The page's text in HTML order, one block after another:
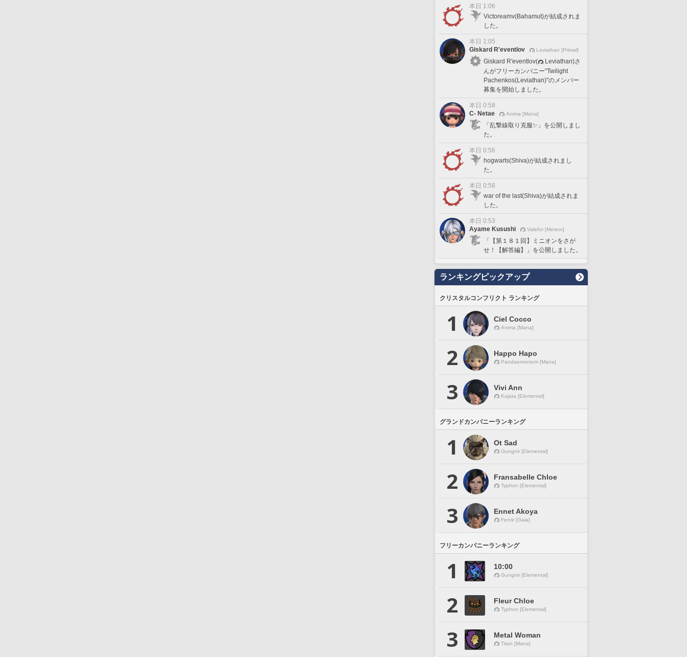
本日 1:06
Victoreamv(Bahamut)が結成されま
した。
本日 1:05
Giskard R'eventlov
Leviathan [Primal]
Giskard R'eventlov(
Leviathan)さ
んがフリーカンパニー"Twilight
Pachenkos(Leviathan)"のメンバー
募集を開始しました。
本日 0:58
C- Netae
Anima [Mana]
「乱撃線取り克服✨」を公開しまし
た。
本日 0:56
hogwarts(Shiva)が結成されまし
た。
本日 0:56
war of the last(Shiva)が結成されま
した。
本日 0:53
Ayame Kusushi
Valefor [Meteor]
「【第１８１回】ミニオンをさが
せ！【解答編】」を公開しました。
ランキングピックアップ
クリスタルコンフリクト ランキング
1 Ciel Cocco
Anima [Mana]
2 Happo Hapo
Pandaemonium [Mana]
3 Vivi Ann
Kujata [Elemental]
グランドカンパニーランキング
1 Ot Sad
Gungnir [Elemental]
2 Fransabelle Chloe
Typhon [Elemental]
3 Ennet Akoya
Fenrir [Gaia]
フリーカンパニーランキング
1 10:00
Gungnir [Elemental]
2 Fleur Chloe
Typhon [Elemental]
3 Metal Woman
Titan [Mana]